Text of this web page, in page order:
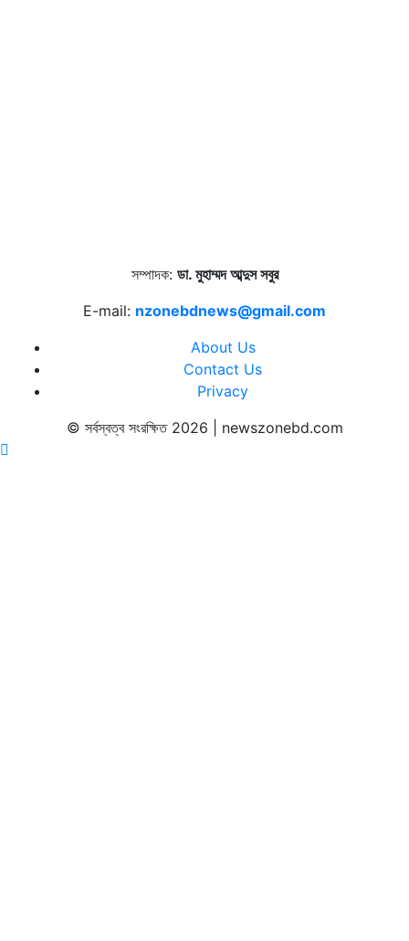
সম্পাদক: ডা. মুহাম্মদ আব্দুস সবুর
E-mail: nzonebdnews@gmail.com
About Us
Contact Us
Privacy
© সর্বস্বত্ব সংরক্ষিত 2026 | newszonebd.com